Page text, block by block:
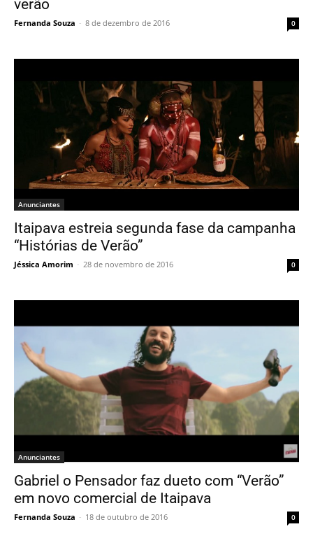
verão
Fernanda Souza - 8 de dezembro de 2016 0
Anunciantes
Itaipava estreia segunda fase da campanha
“Histórias de Verão”
Jéssica Amorim - 28 de novembro de 2016 0
Anunciantes
Gabriel o Pensador faz dueto com “Verão”
em novo comercial de Itaipava
Fernanda Souza - 18 de outubro de 2016 0